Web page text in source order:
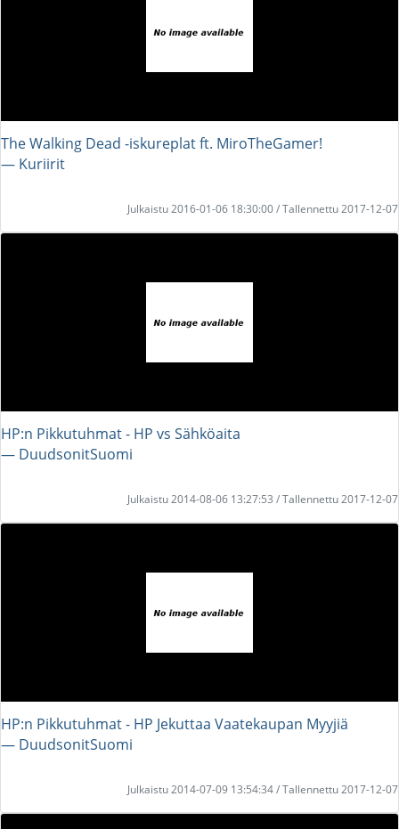
The Walking Dead -iskureplat ft. MiroTheGamer!
― Kuriirit
Julkaistu 2016-01-06 18:30:00 / Tallennettu 2017-12-07
HP:n Pikkutuhmat - HP vs Sähköaita
― DuudsonitSuomi
Julkaistu 2014-08-06 13:27:53 / Tallennettu 2017-12-07
HP:n Pikkutuhmat - HP Jekuttaa Vaatekaupan Myyjiä
― DuudsonitSuomi
Julkaistu 2014-07-09 13:54:34 / Tallennettu 2017-12-07